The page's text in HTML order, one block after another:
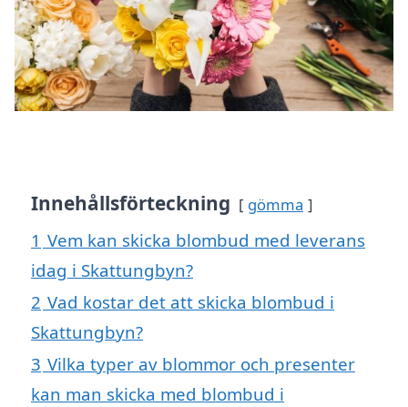
Innehållsförteckning gömma
1 Vem kan skicka blombud med leverans
idag i Skattungbyn?
2 Vad kostar det att skicka blombud i
Skattungbyn?
3 Vilka typer av blommor och presenter
kan man skicka med blombud i